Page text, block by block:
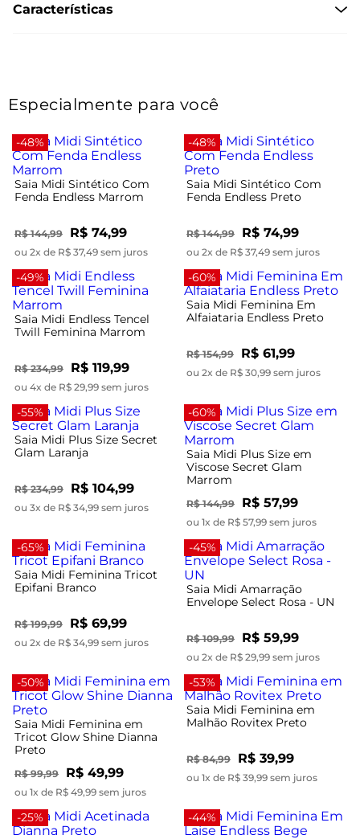
Características
Especialmente para você
-48%
Saia Midi Sintético Com
Fenda Endless Marrom
R$ 144,99 R$ 74,99
ou 2x de R$ 37,49 sem juros
-48%
Saia Midi Sintético Com
Fenda Endless Preto
R$ 144,99 R$ 74,99
ou 2x de R$ 37,49 sem juros
-49%
Saia Midi Endless Tencel
Twill Feminina Marrom
R$ 234,99 R$ 119,99
ou 4x de R$ 29,99 sem juros
-60%
Saia Midi Feminina Em
Alfaiataria Endless Preto
R$ 154,99 R$ 61,99
ou 2x de R$ 30,99 sem juros
-55%
Saia Midi Plus Size Secret
Glam Laranja
R$ 234,99 R$ 104,99
ou 3x de R$ 34,99 sem juros
-60%
Saia Midi Plus Size em
Viscose Secret Glam
Marrom
R$ 144,99 R$ 57,99
ou 1x de R$ 57,99 sem juros
-65%
Saia Midi Feminina Tricot
Epifani Branco
R$ 199,99 R$ 69,99
ou 2x de R$ 34,99 sem juros
-45%
Saia Midi Amarração
Envelope Select Rosa - UN
R$ 109,99 R$ 59,99
ou 2x de R$ 29,99 sem juros
-50%
Saia Midi Feminina em
Tricot Glow Shine Dianna
Preto
R$ 99,99 R$ 49,99
ou 1x de R$ 49,99 sem juros
-53%
Saia Midi Feminina em
Malhão Rovitex Preto
R$ 84,99 R$ 39,99
ou 1x de R$ 39,99 sem juros
-25%
-44%